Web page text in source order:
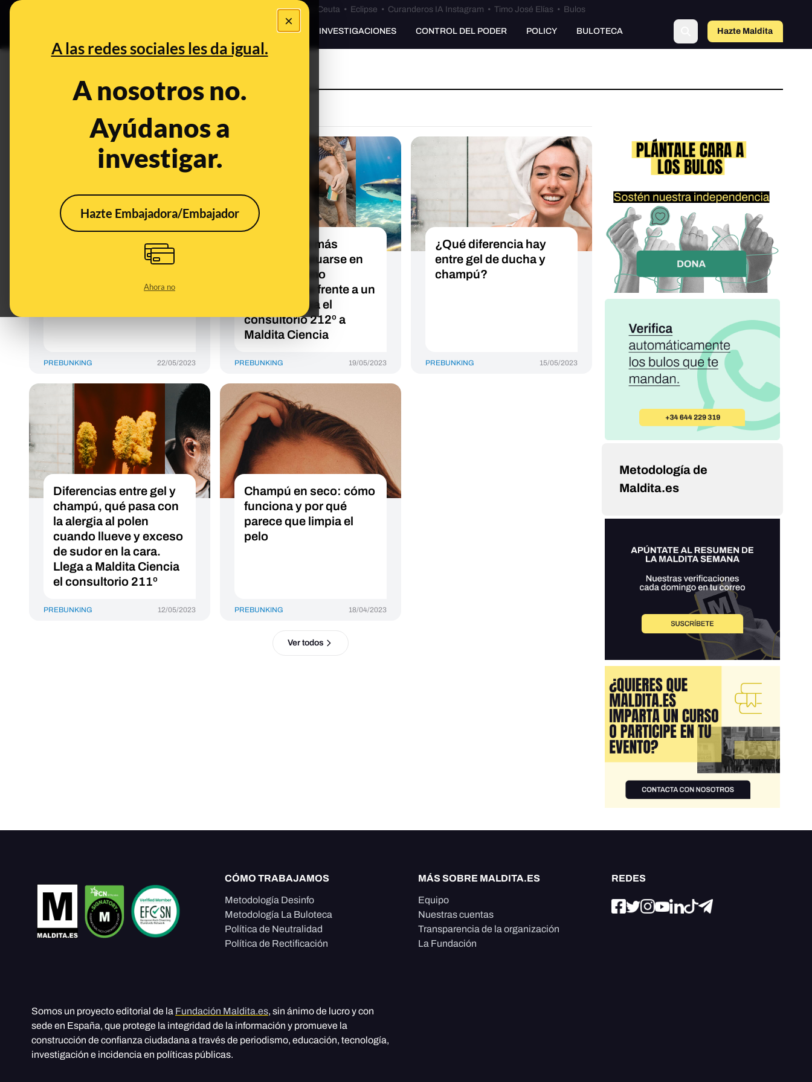
×
A las redes sociales les da igual.
A nosotros no.
Ayúdanos a
investigar.
Hazte Embajadora/Embajador
Ahora no
Especial Ceuta•Bulos Ceuta • Eclipse • Curanderos IA Instagram • Timo José Elías • Bulos
PREBUNKING INVESTIGACIONES CONTROL DEL PODER POLICY BULOTECA Hazte Maldita
champú
¿Por qué el champú
infantil no pica en los
PREBUNKING 22/05/2023
Champú ‘no más
lágrimas’, tatuarse en
verano y cómo
comportarse frente a un
tiburón. Llega el
consultorio 212º a
Maldita Ciencia
PREBUNKING 19/05/2023
¿Qué diferencia hay
entre gel de ducha y
champú?
PREBUNKING 15/05/2023
Diferencias entre gel y
champú, qué pasa con
la alergia al polen
cuando llueve y exceso
de sudor en la cara.
Llega a Maldita Ciencia
el consultorio 211º
PREBUNKING 12/05/2023
Champú en seco: cómo
funciona y por qué
parece que limpia el
pelo
PREBUNKING 18/04/2023
Ver todos
Metodología de
Maldita.es
CÓMO TRABAJAMOS
Metodología Desinfo
Metodología La Buloteca
Política de Neutralidad
Política de Rectificación
MÁS SOBRE MALDITA.ES
Equipo
Nuestras cuentas
Transparencia de la organización
La Fundación
REDES
Somos un proyecto editorial de la Fundación Maldita.es, sin ánimo de lucro y con
sede en España, que protege la integridad de la información y promueve la
construcción de confianza ciudadana a través de periodismo, educación, tecnología,
investigación e incidencia en políticas públicas.